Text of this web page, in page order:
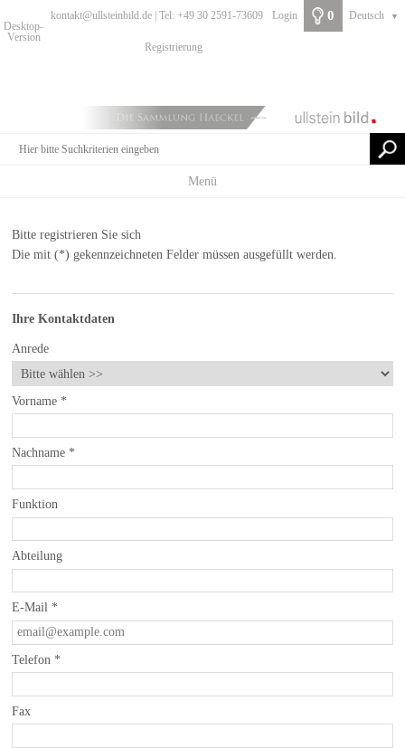
Desktop-
Version
kontakt@ullsteinbild.de | Tel: +49 30 2591-73609 Login
Registrierung
0 Deutsch ▼
Menü
Bitte registrieren Sie sich
Die mit (*) gekennzeichneten Felder müssen ausgefüllt werden.
Ihre Kontaktdaten
Anrede
Vorname *
Nachname *
Funktion
Abteilung
E-Mail *
Telefon *
Fax